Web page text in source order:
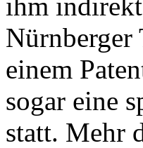
Nürnberger
einem
sogar eine
statt. Mehr